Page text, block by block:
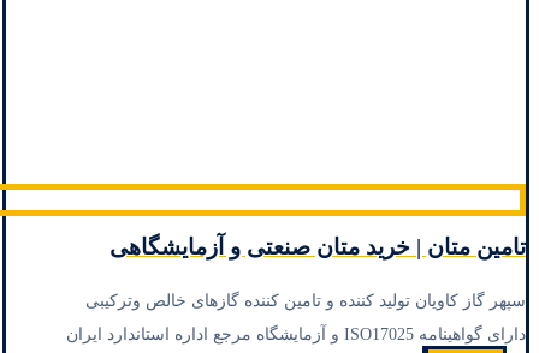
تامین متان | خرید متان صنعتی و آزمایشگاهی
سپهر گاز کاویان تولید کننده و تامین کننده گازهای خالص وترکیبی
دارای گواهینامه ISO17025 و آزمایشگاه مرجع اداره استاندارد ایران